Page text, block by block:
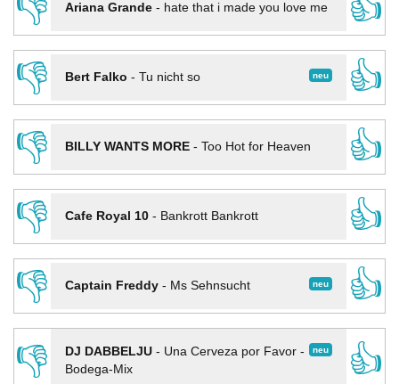
👎
Ariana Grande- hate that i made you love me
👍
👎
neu
Bert Falko - Tu nicht so
👍
👎
BILLY WANTS MORE- Too Hot for Heaven
👍
👎
Cafe Royal 10- Bankrott Bankrott
👍
👎
neu
Captain Freddy- Ms Sehnsucht
👍
👎
neu
DJ DABBELJU- Una Cerveza por Favor -
Bodega-Mix
👍